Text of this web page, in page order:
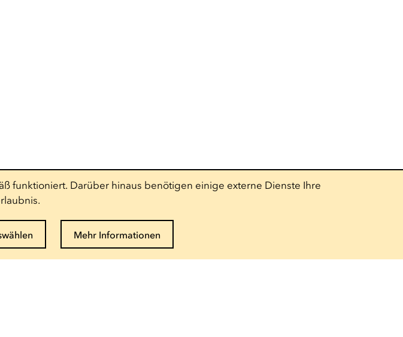
funktioniert. Darüber hinaus benötigen einige externe Dienste Ihre
Mehr Informationen